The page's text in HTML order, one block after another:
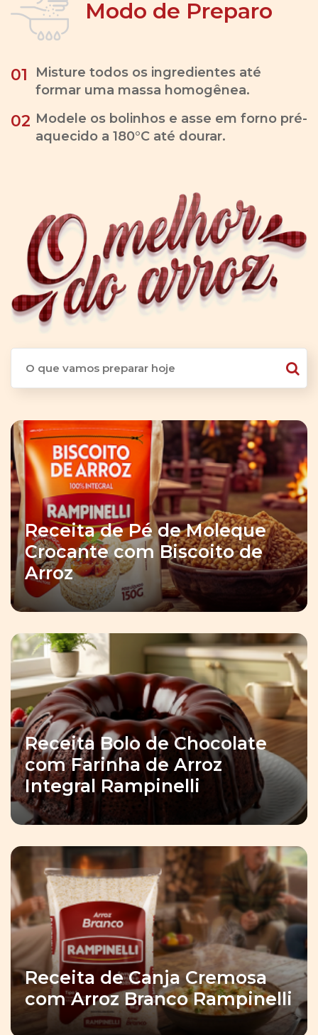
Modo de Preparo
01
Misture todos os ingredientes até
formar uma massa homogênea.
02 Modele os bolinhos e asse em forno pré-
aquecido a 180°C até dourar.
Receita de Pé de Moleque
Crocante com Biscoito de
Arroz
Receita Bolo de Chocolate
com Farinha de Arroz
Integral Rampinelli
Receita de Canja Cremosa
com Arroz Branco Rampinelli